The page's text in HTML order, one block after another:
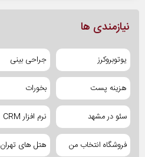
نیازمندی ها
یوتوبروکرز جراحی بینی
هزینه پست بخورات
سئو در مشهد نرم افزار CRM
فروشگاه انتخاب من هتل های تهران